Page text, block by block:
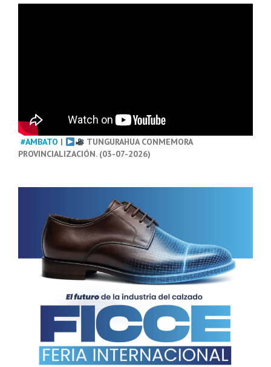
#AMBATO |
TUNGURAHUA CONMEMORA
PROVINCIALIZACIÓN. (03-07-2026)